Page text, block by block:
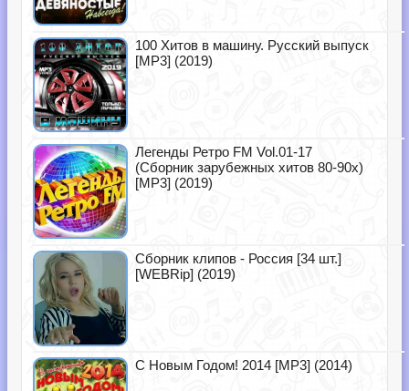
100 Хитов в машину. Русский выпуск
[MP3] (2019)
Легенды Ретро FM Vol.01-17
(Сборник зарубежных хитов 80-90х)
[MP3] (2019)
Сборник клипов - Россия [34 шт.]
[WEBRip] (2019)
С Новым Годом! 2014 [MP3] (2014)